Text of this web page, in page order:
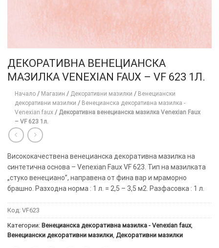
ДЕКОРАТИВНА ВЕНЕЦИАНСКА
МАЗИЛКА VENEXIAN FAUX – VF 623 1Л.
Начало / Магазин / Декоративни мазилки / Венециански
декоративни мазилки / Венецианска декоративна мазилка -
Venexian faux / Декоративна венецианска мазилка Venexian Faux
– VF 623 1л.
Висококачествена венецианска декоративна мазилка на
синтетична основа – Venexian Faux VF 623. Тип на мазилката
„стуко венециано”, направена от фина вар и мраморно
брашно. Разходна норма : 1 л. = 2,5 – 3,5 м2. Разфасовка : 1 л.
Код: VF623
Категории: Венецианска декоративна мазилка - Venexian faux,
Венециански декоративни мазилки, Декоративни мазилки